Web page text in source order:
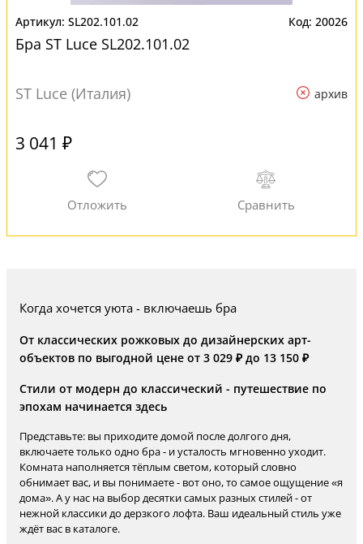
SL202.101.02 20026
Бра ST Luce SL202.101.02
ST Luce (Италия) архив
3 041 ₽
Когда хочется уюта - включаешь бра
От классических рожковых до дизайнерских арт-
объектов по выгодной цене от 3 029 ₽ до 13 150 ₽
Стили от модерн до классический - путешествие по
эпохам начинается здесь
Представьте: вы приходите домой после долгого дня,
включаете только одно бра - и усталость мгновенно уходит.
Комната наполняется тёплым светом, который словно
обнимает вас, и вы понимаете - вот оно, то самое ощущение «я
дома». А у нас на выбор десятки самых разных стилей - от
нежной классики до дерзкого лофта. Ваш идеальный стиль уже
ждёт вас в каталоге.